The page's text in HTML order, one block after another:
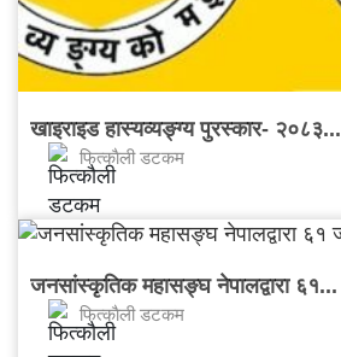
खाइराइड हास्यव्यङ्ग्य पुरस्कार- २०८३...
फित्काैली डटकम
जनसांस्कृतिक महासङ्घ नेपालद्वारा ६१...
फित्काैली डटकम